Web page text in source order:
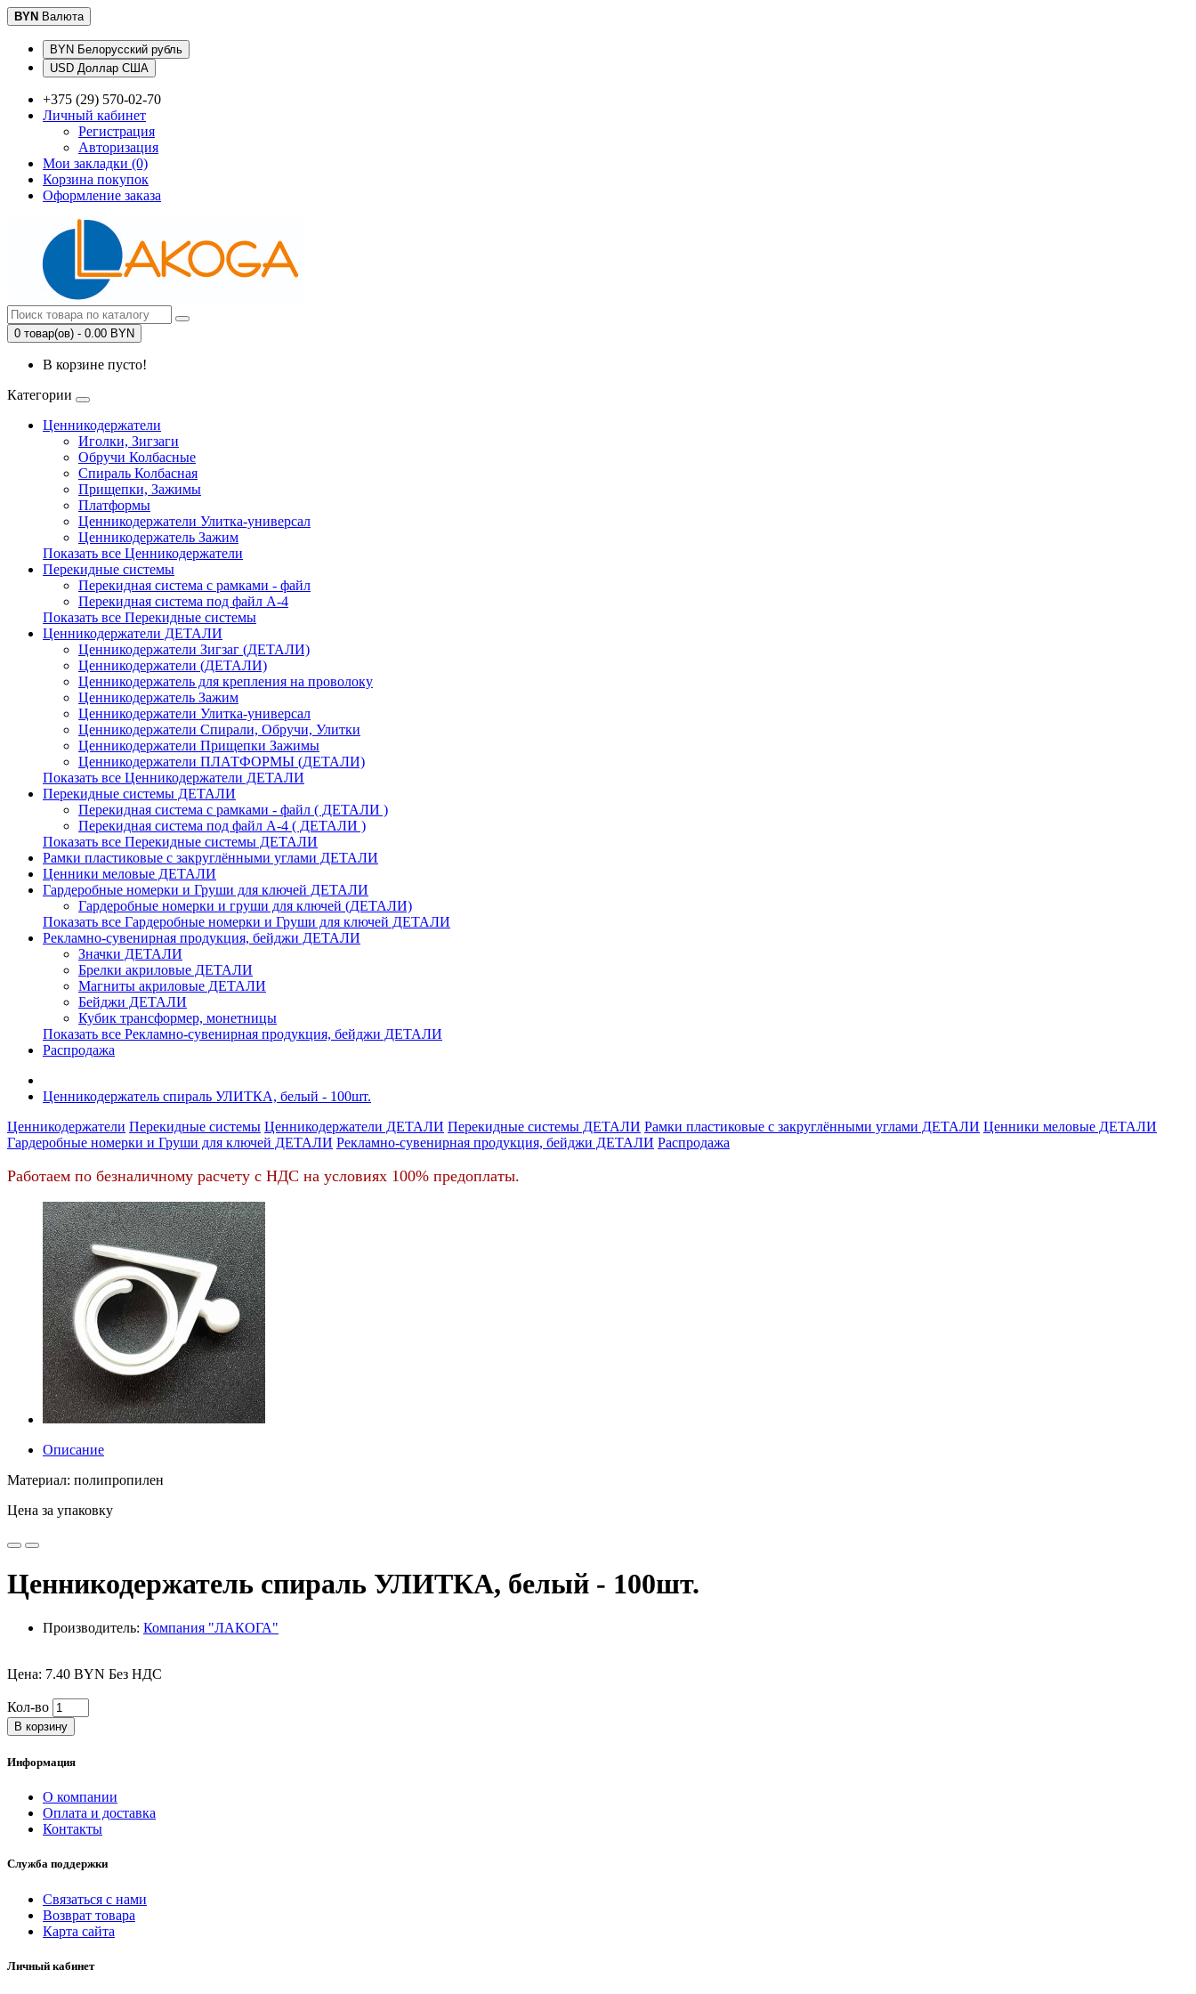
BYN Валюта
BYN Белорусский рубль
USD Доллар США
+375 (29) 570-02-70
Личный кабинет
Регистрация
Авторизация
Мои закладки (0)
Корзина покупок
Оформление заказа
0 товар(ов) - 0.00 BYN
В корзине пусто!
Категории
Ценникодержатели
Иголки, Зигзаги
Обручи Колбасные
Cпираль Колбасная
Прищепки, Зажимы
Платформы
Ценникодержатели Улитка-универсал
Ценникодержатель Зажим
Показать все Ценникодержатели
Перекидные системы
Перекидная система с рамками - файл
Перекидная система под файл А-4
Показать все Перекидные системы
Ценникодержатели ДЕТАЛИ
Ценникодержатели Зигзаг (ДЕТАЛИ)
Ценникодержатели (ДЕТАЛИ)
Ценникодержатель для крепления на проволоку
Ценникодержатель Зажим
Ценникодержатели Улитка-универсал
Ценникодержатели Спирали, Обручи, Улитки
Ценникодержатели Прищепки Зажимы
Ценникодержатели ПЛАТФОРМЫ (ДЕТАЛИ)
Показать все Ценникодержатели ДЕТАЛИ
Перекидные системы ДЕТАЛИ
Перекидная система с рамками - файл ( ДЕТАЛИ )
Перекидная система под файл А-4 ( ДЕТАЛИ )
Показать все Перекидные системы ДЕТАЛИ
Рамки пластиковые c закруглёнными углами ДЕТАЛИ
Ценники меловые ДЕТАЛИ
Гардеробные номерки и Груши для ключей ДЕТАЛИ
Гардеробные номерки и груши для ключей (ДЕТАЛИ)
Показать все Гардеробные номерки и Груши для ключей ДЕТАЛИ
Рекламно-сувенирная продукция, бейджи ДЕТАЛИ
Значки ДЕТАЛИ
Брелки акриловые ДЕТАЛИ
Магниты акриловые ДЕТАЛИ
Бейджи ДЕТАЛИ
Кубик трансформер, монетницы
Показать все Рекламно-сувенирная продукция, бейджи ДЕТАЛИ
Распродажа
Ценникодержатель спираль УЛИТКА, белый - 100шт.
Ценникодержатели Перекидные системы Ценникодержатели ДЕТАЛИ Перекидные системы ДЕТАЛИ Рамки пластиковые c закруглёнными углами ДЕТАЛИ Ценники меловые ДЕТАЛИ
Гардеробные номерки и Груши для ключей ДЕТАЛИ Рекламно-сувенирная продукция, бейджи ДЕТАЛИ Распродажа
Работаем по безналичному расчету с НДС на условиях 100% предоплаты.
Описание
Материал: полипропилен
Цена за упаковку
Ценникодержатель спираль УЛИТКА, белый - 100шт.
Производитель: Компания "ЛАКОГА"
Цена: 7.40 BYN Без НДС
Кол-во
В корзину
Информация
О компании
Оплата и доставка
Контакты
Служба поддержки
Связаться с нами
Возврат товара
Карта сайта
Личный кабинет